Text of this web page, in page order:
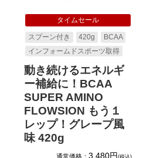
タイムセール
スプーン付き 420g
BCAA
インフォームドスポーツ取得
動き続けるエネルギ
ー補給に！BCAA
SUPER AMINO
FLOWSION もう１
レップ！グレープ風
味 420g
通常価格： 3,480円